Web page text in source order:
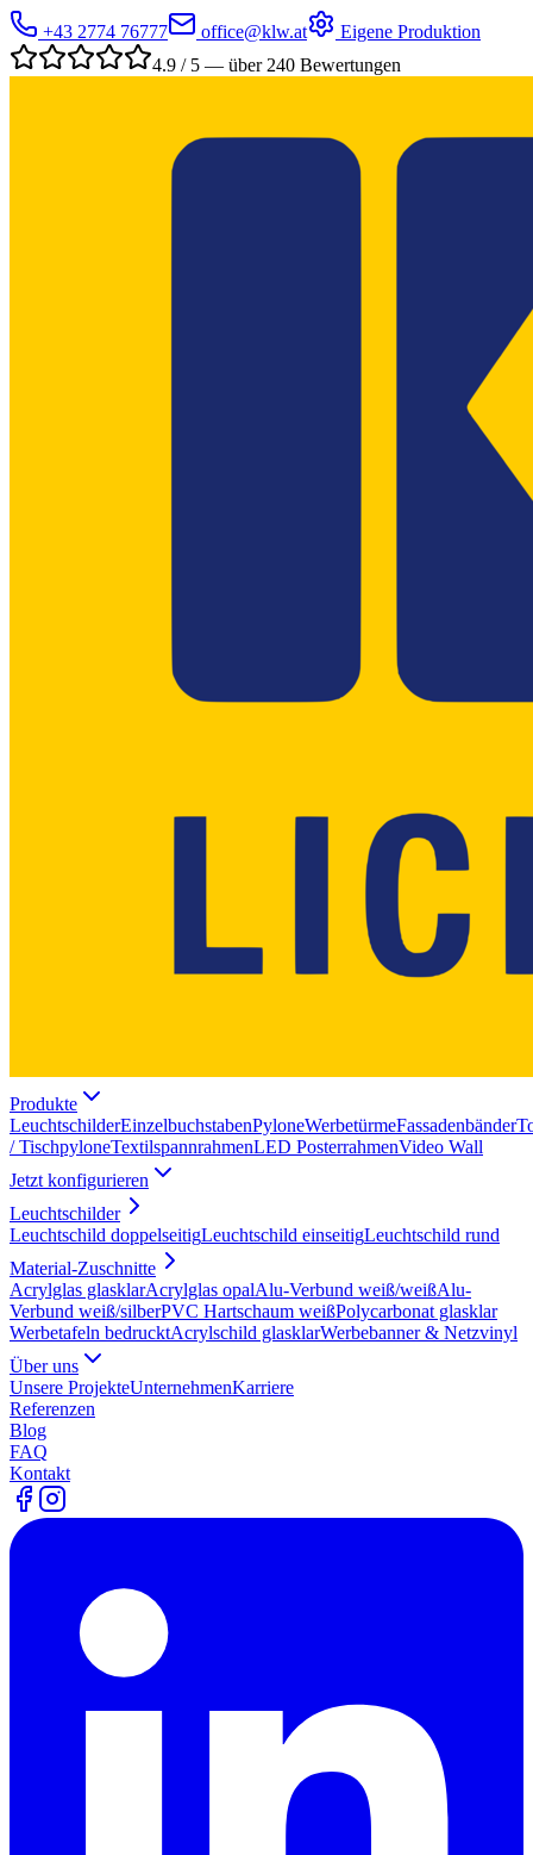
+43 2774 76777 office@klw.at
Eigene Produktion
4.9 / 5 — über 240 Bewertungen
Produkte
LeuchtschilderEinzelbuchstabenPyloneWerbetürmeFassadenbänder
/ TischpyloneTextilspannrahmenLED PosterrahmenVideo Wall
Jetzt konfigurieren
Leuchtschilder
Leuchtschild doppelseitigLeuchtschild einseitigLeuchtschild rund
Material-Zuschnitte
Acrylglas glasklarAcrylglas opalAlu-Verbund weiß/weißAlu-
Verbund weiß/silberPVC Hartschaum weißPolycarbonat glasklar
Werbetafeln bedrucktAcrylschild glasklarWerbebanner & Netzvinyl
Über uns
Unsere ProjekteUnternehmenKarriere
Referenzen
Blog
FAQ
Kontakt